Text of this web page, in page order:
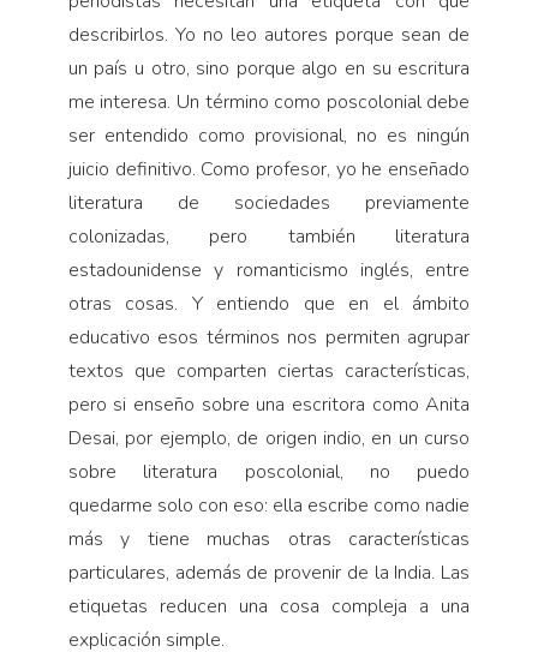
describirlos. Yo no leo autores porque sean de
un país u otro, sino porque algo en su escritura
me interesa. Un término como poscolonial debe
ser entendido como provisional, no es ningún
juicio definitivo. Como profesor, yo he enseñado
literatura de sociedades previamente
colonizadas, pero también literatura
estadounidense y romanticismo inglés, entre
otras cosas. Y entiendo que en el ámbito
educativo esos términos nos permiten agrupar
textos que comparten ciertas características,
pero si enseño sobre una escritora como Anita
Desai, por ejemplo, de origen indio, en un curso
sobre literatura poscolonial, no puedo
quedarme solo con eso: ella escribe como nadie
más y tiene muchas otras características
particulares, además de provenir de la India. Las
etiquetas reducen una cosa compleja a una
explicación simple.